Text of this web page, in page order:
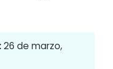
26 de marzo,